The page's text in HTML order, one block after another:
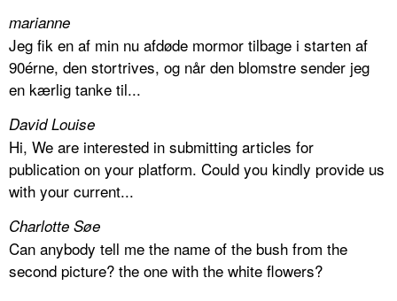
marianne
Jeg fik en af min nu afdøde mormor tilbage i starten af
90érne, den stortrives, og når den blomstre sender jeg
en kærlig tanke til...
David Louise
Hi, We are interested in submitting articles for
publication on your platform. Could you kindly provide us
with your current...
Charlotte Søe
Can anybody tell me the name of the bush from the
second picture? the one with the white flowers?